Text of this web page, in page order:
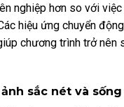
nghiệp hơn so với
hiệu ứng chuyển
chương trình trở nên
sắc nét và